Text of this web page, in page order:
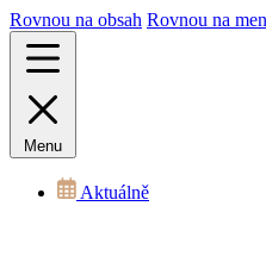
Rovnou na obsah Rovnou na
Menu
Aktuálně